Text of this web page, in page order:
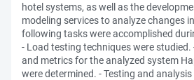
hotel systems, as well as the
modeling services to analyze changes
following tasks were accomplished
- Load testing techniques were
and metrics for the analyzed system
were determined. - Testing and